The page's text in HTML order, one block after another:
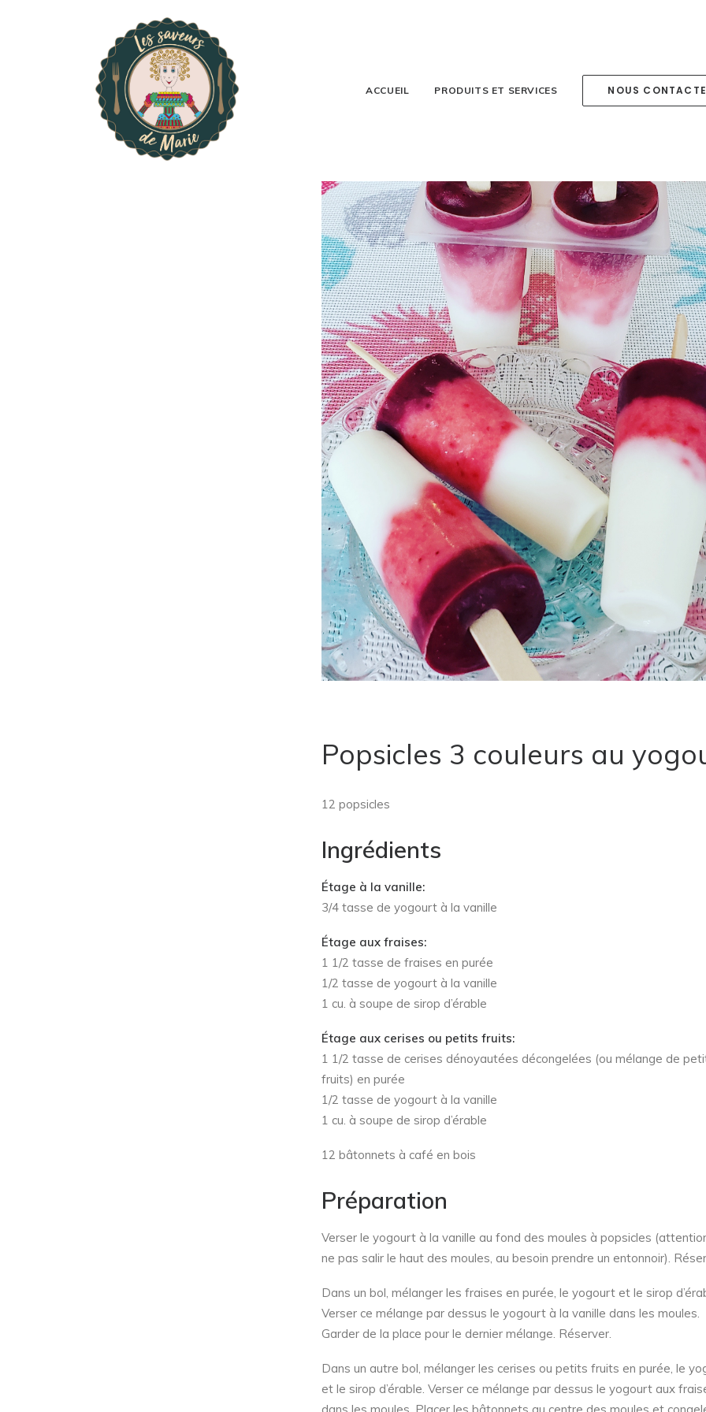
ACCUEIL PRODUITS ET SERVICES NOUS
Popsicles 3 couleurs au
12 popsicles
Ingrédients
Étage à la vanille:
3/4 tasse de yogourt à la vanille
Étage aux fraises:
1 1/2 tasse de fraises en purée
1/2 tasse de yogourt à la vanille
1 cu. à soupe de sirop d’érable
Étage aux cerises ou petits fruits:
1 1/2 tasse de cerises dénoyautées décongelées (ou mélange de
fruits) en purée
1/2 tasse de yogourt à la vanille
1 cu. à soupe de sirop d’érable
12 bâtonnets à café en bois
Préparation
Verser le yogourt à la vanille au fond des moules à popsicles
ne pas salir le haut des moules, au besoin prendre un entonnoir).
Dans un bol, mélanger les fraises en purée, le yogourt et le sirop
Verser ce mélange par dessus le yogourt à la vanille dans les moules.
Garder de la place pour le dernier mélange. Réserver.
Dans un autre bol, mélanger les cerises ou petits fruits en purée, le
et le sirop d’érable. Verser ce mélange par dessus le yogourt aux